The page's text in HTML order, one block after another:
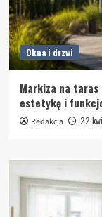
Okna i drzwi
Markiza na
estetykę i
Redakcja 22